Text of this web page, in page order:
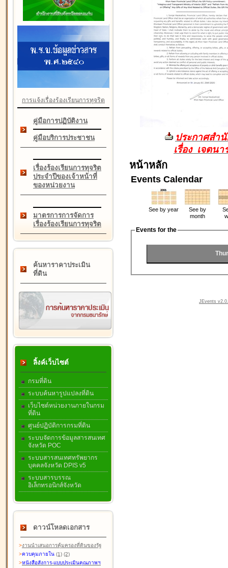
การแจ้งเรื่องร้องเรียนการทุจริต
คู่มือการปฏิบัติงาน
คู่มือบริการประชาชน
เรื่องร้องเรียนการทุจริต
ประจำปีของเจ้าหน้าที่
ของหน่วยงาน
มาตรการการจัดการ
เรื่องร้องเรียนการทุจริต
ค้นหาราคาประเมิน
ที่ดิน
ลิ้งค์เว็บไซต์
กรมที่ดิน
ระบบค้นหารูปแปลงที่ดิน
เว็บไซต์หน่วยงานภายในกรม
ที่ดิน
ศูนย์ปฏิบัติการกรมที่ดิน
ระบบจัดการข้อมูลสารสนเทศ
จังหวัด POC
ระบบสารสนเทศทรัพยากร
บุคคลจังหวัด DPIS v5
ระบบสารบรรณ
อิเล็กทรอนิกส์จังหวัด
ดาวน์โหลดเอกสาร
>งานนำเสนอการคุ้มครองที่ดินของรัฐ
>ควบคุมภายใน (1) (2)
>หนังสือสังการ-แบบประเมินคุณภาพฯ
ประกาศสำ
เรื่อง เจตน
หน้าหลัก
Events Calendar
See by year
See by
month
Events for the
JEvents